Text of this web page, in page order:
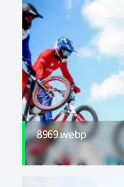
8969.webp